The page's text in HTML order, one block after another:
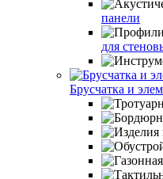
панели
для
Брусчатка и